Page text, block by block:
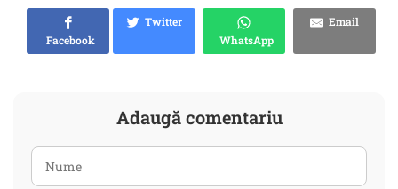
Facebook
Twitter
WhatsApp
Email
Adaugă comentariu